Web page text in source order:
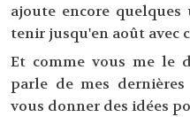
ajoute encore
tenir jusqu'en août avec
Et comme vous me le
parle de mes
vous donner des idées